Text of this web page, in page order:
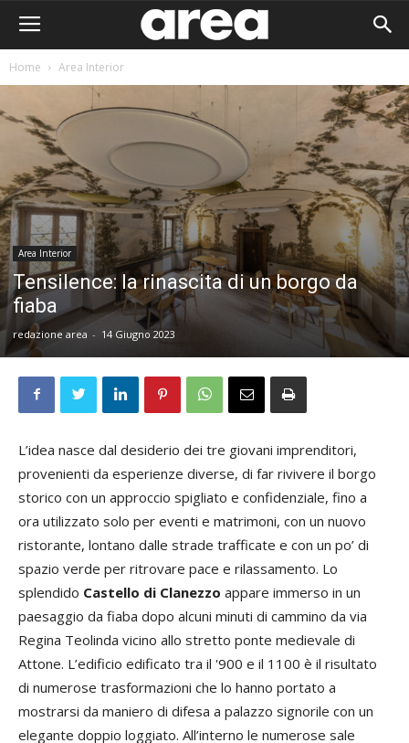
Home Area Interior
Area Interior
Tensilence: la rinascita di un borgo da
fiaba
redazione area - 14 Giugno 2023
L’idea nasce dal desiderio dei tre giovani imprenditori,
provenienti da esperienze diverse, di far rivivere il borgo
storico con un approccio spigliato e confidenziale, fino a
ora utilizzato solo per eventi e matrimoni, con un nuovo
ristorante, lontano dalle strade trafficate e con un po’ di
spazio verde per ritrovare pace e rilassamento. Lo
splendido Castello di Clanezzo appare immerso in un
paesaggio da fiaba dopo alcuni minuti di cammino da via
Regina Teolinda vicino allo stretto ponte medievale di
Attone. L’edificio edificato tra il '900 e il 1100 è il risultato
di numerose trasformazioni che lo hanno portato a
mostrarsi da maniero di difesa a palazzo signorile con un
elegante doppio loggiato. All’interno le numerose sale